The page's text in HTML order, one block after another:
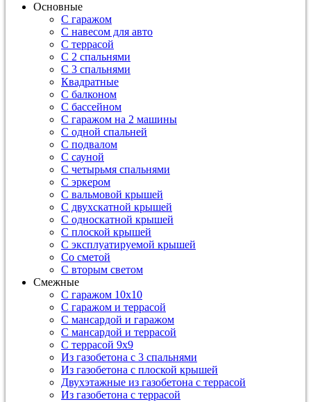
Основные
С гаражом
С навесом для авто
С террасой
С 2 спальнями
С 3 спальнями
Квадратные
С балконом
С бассейном
С гаражом на 2 машины
С одной спальней
С подвалом
С сауной
С четырьмя спальнями
С эркером
С вальмовой крышей
С двухскатной крышей
С односкатной крышей
С плоской крышей
С эксплуатируемой крышей
Со сметой
С вторым светом
Смежные
С гаражом 10х10
С гаражом и террасой
С мансардой и гаражом
С мансардой и террасой
С террасой 9х9
Из газобетона с 3 спальнями
Из газобетона с плоской крышей
Двухэтажные из газобетона с террасой
Из газобетона с террасой